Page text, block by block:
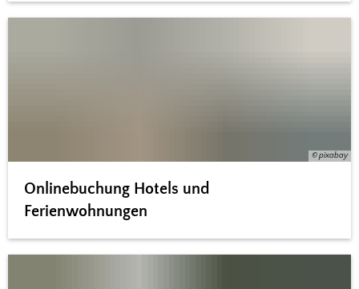
© pixabay
Onlinebuchung Hotels und
Ferienwohnungen